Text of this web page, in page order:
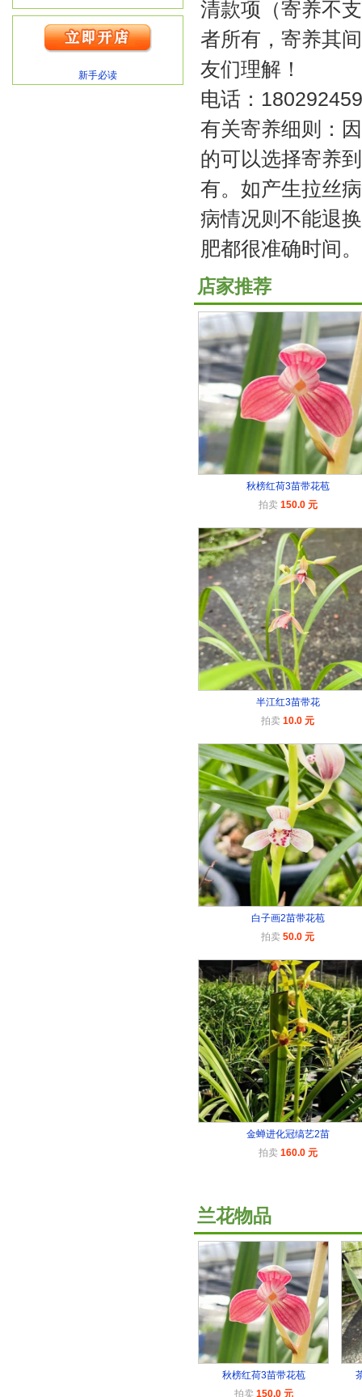
新手必读
清款项（寄养不
者所有，寄养其
友们理解！
电话：
有关寄养细则：
的可以选择寄养
有。如产生拉丝
病情况则不能退
肥都很准确时间
店家推荐
秋榜红荷3苗带花苞
拍卖 150.0 元
半江红3苗带花
拍卖 10.0 元
白子画2苗带花苞
拍卖 50.0 元
金蝉进化冠缟艺2苗
拍卖 160.0 元
兰花物品
秋榜红荷3苗带花苞
拍卖 150.0 元